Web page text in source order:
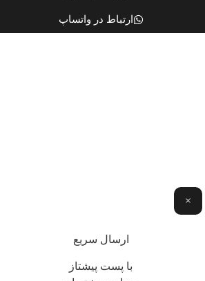
ارتباط در واتساپ
×
ارسال سریع
با پست پیشتاز